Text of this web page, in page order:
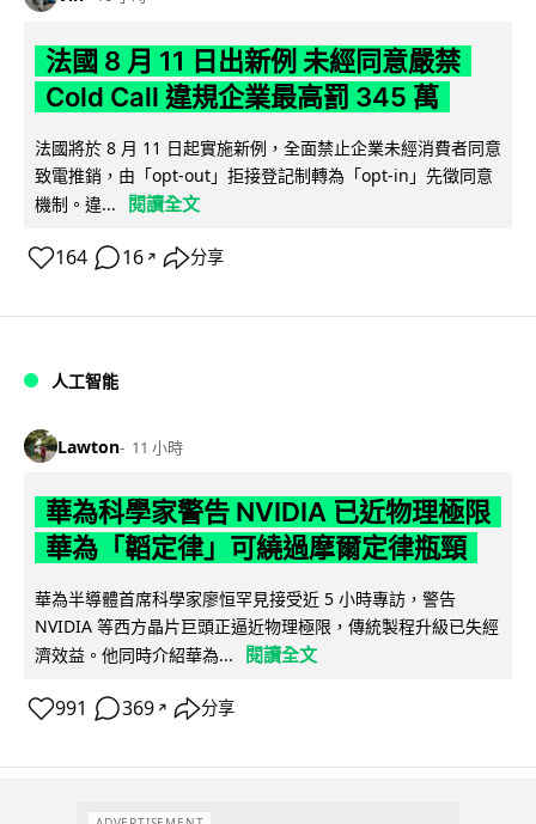
法國 8 月 11 日出新例 未經同意嚴禁
Cold Call 違規企業最高罰 345 萬
法國將於 8 月 11 日起實施新例，全面禁止企業未經消費者同意
致電推銷，由「opt-out」拒接登記制轉為「opt-in」先徵同意
機制。違...
閱讀全文
164 16 ↗ 分享
人工智能
Lawton 11 小時
華為科學家警告 NVIDIA 已近物理極限
華為「韜定律」可繞過摩爾定律瓶頸
華為半導體首席科學家廖恒罕見接受近 5 小時專訪，警告
NVIDIA 等西方晶片巨頭正逼近物理極限，傳統製程升級已失經
濟效益。他同時介紹華為...
閱讀全文
991 369 ↗ 分享